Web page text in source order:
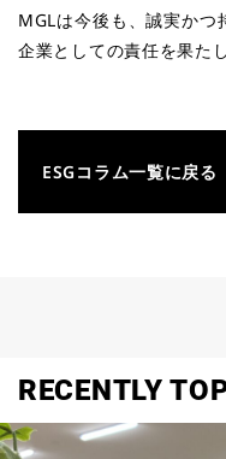
MGLは今後も、誠実かつ
企業としての責任を果た
ESGコラム一覧に戻る
RECENTLY